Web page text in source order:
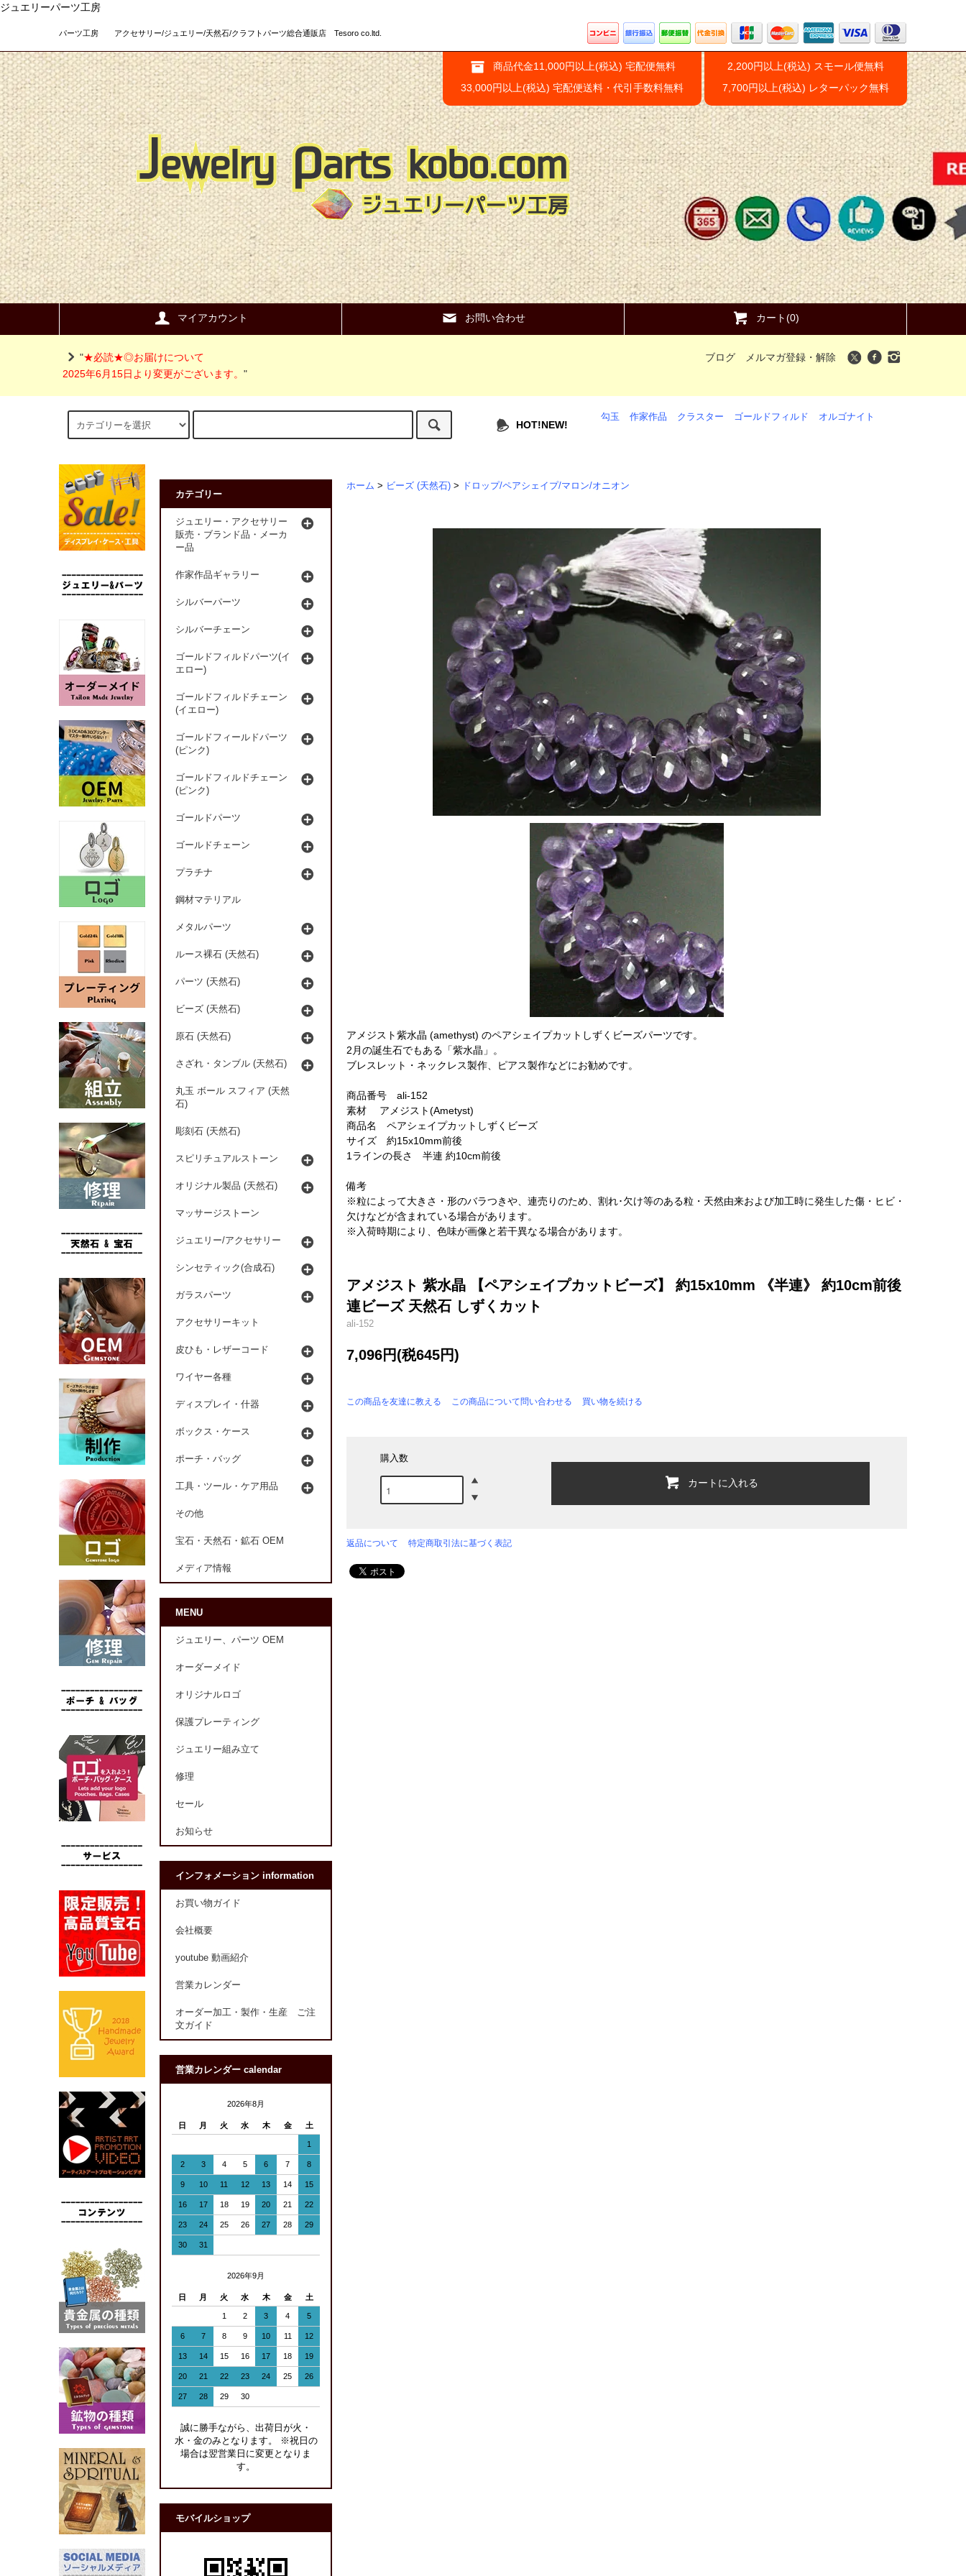
ジュエリーパーツ工房
パーツ工房 アクセサリー/ジュエリー/天然石/クラフトパーツ総合通販店 Tesoro co.ltd.
商品代金11,000円以上(税込) 宅配便無料
33,000円以上(税込) 宅配便送料・代引手数料無料
2,200円以上(税込) スモール便無料
7,700円以上(税込) レターパック無料
マイアカウント お問い合わせ カート(0)
"★必読★◎お届けについて
2025年6月15日より変更がございます。 "
ブログ メルマガ登録・解除
HOT!NEW!
勾玉 作家作品 クラスター ゴールドフィルド オルゴナイト
ホーム > ビーズ (天然石) > ドロップ/ペアシェイプ/マロン/オニオン
アメジスト紫水晶 (amethyst) のペアシェイプカットしずくビーズパーツです。
2月の誕生石でもある「紫水晶」。
ブレスレット・ネックレス製作、ピアス製作などにお勧めです。
商品番号 ali-152
素材 アメジスト(Ametyst)
商品名 ペアシェイプカットしずくビーズ
サイズ 約15x10mm前後
1ラインの長さ 半連 約10cm前後
備考
※粒によって大きさ・形のバラつきや、連売りのため、割れ･欠け等のある粒・天然由来および加工時に発生した傷・ヒビ・
欠けなどが含まれている場合があります。
※入荷時期により、色味が画像と若干異なる場合があります。
アメジスト 紫水晶 【ペアシェイプカットビーズ】 約15x10mm 《半連》 約10cm前後
連ビーズ 天然石 しずくカット
ali-152
7,096円(税645円)
この商品を友達に教える この商品について問い合わせる 買い物を続ける
購入数
カートに入れる
返品について 特定商取引法に基づく表記
カテゴリー
ジュエリー・アクセサリー
販売・ブランド品・メーカ
ー品
作家作品ギャラリー
シルバーパーツ
シルバーチェーン
ゴールドフィルドパーツ(イ
エロー)
ゴールドフィルドチェーン
(イエロー)
ゴールドフィールドパーツ
(ピンク)
ゴールドフィルドチェーン
(ピンク)
ゴールドパーツ
ゴールドチェーン
プラチナ
鋼材マテリアル
メタルパーツ
ルース裸石 (天然石)
パーツ (天然石)
ビーズ (天然石)
原石 (天然石)
さざれ・タンブル (天然石)
丸玉 ボール スフィア (天然
石)
彫刻石 (天然石)
スピリチュアルストーン
オリジナル製品 (天然石)
マッサージストーン
ジュエリー/アクセサリー
シンセティック(合成石)
ガラスパーツ
アクセサリーキット
皮ひも・レザーコード
ワイヤー各種
ディスプレイ・什器
ボックス・ケース
ポーチ・バッグ
工具・ツール・ケア用品
その他
宝石・天然石・鉱石 OEM
メディア情報
MENU
ジュエリー、パーツ OEM
オーダーメイド
オリジナルロゴ
保護プレーティング
ジュエリー組み立て
修理
セール
お知らせ
インフォメーション information
お買い物ガイド
会社概要
youtube 動画紹介
営業カレンダー
オーダー加工・製作・生産 ご注
文ガイド
営業カレンダー calendar
2026年8月
日 月 火 水 木 金 土
1
2 3 4 5 6 7 8
9 10 11 12 13 14 15
16 17 18 19 20 21 22
23 24 25 26 27 28 29
30 31
2026年9月
日 月 火 水 木 金 土
1 2 3 4 5
6 7 8 9 10 11 12
13 14 15 16 17 18 19
20 21 22 23 24 25 26
27 28 29 30
誠に勝手ながら、出荷日が火・
水・金のみとなります。 ※祝日の
場合は翌営業日に変更となりま
す。
モバイルショップ